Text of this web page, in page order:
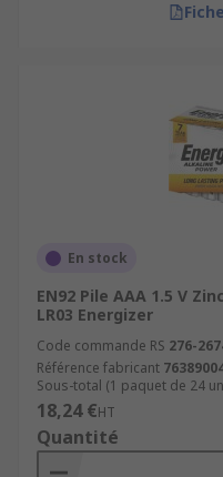
En stock
EN92 Pile AAA 1.5 V
LR03 Energizer
Code commande RS 276-
Référence fabricant
Sous-total (1 paquet de 24
18,24 €HT
Quantité